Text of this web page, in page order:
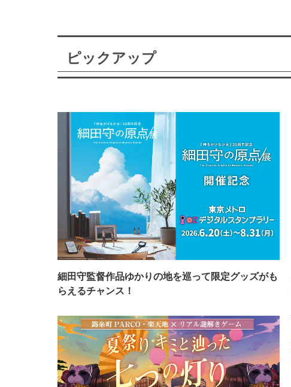
ピックアップ
細田守監督作品ゆかりの地を巡って限定グッズがも
らえるチャンス！